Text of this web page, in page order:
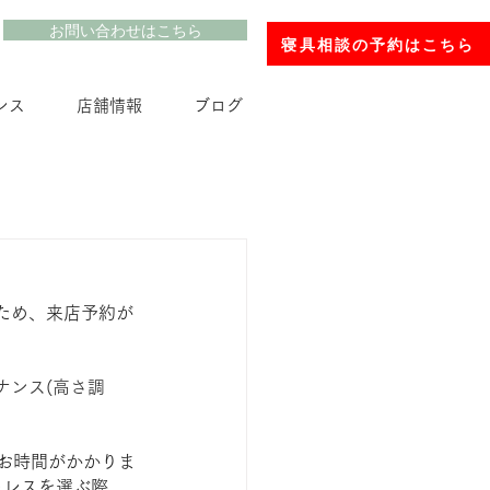
寝具相談の予約はこちら
お問い合わせはこちら
ス 店舗情報 ブログ
め、来店予約が
ンス(高さ調
時間がかかりま